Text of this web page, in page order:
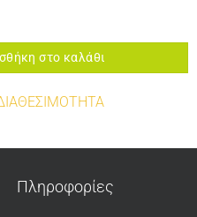
στο καλάθι
Πληροφορίες